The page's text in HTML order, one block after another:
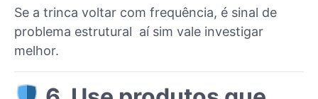
Se a trinca voltar com frequência, é sinal de
problema estrutural aí sim vale investigar
melhor.